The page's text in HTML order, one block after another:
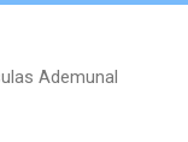
Ademunal